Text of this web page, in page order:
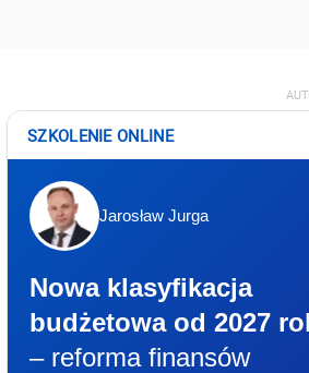
SZKOLENIE ONLINE
Jarosław Jurga
Nowa klasyfikacja
budżetowa od 2027
– reforma finansów